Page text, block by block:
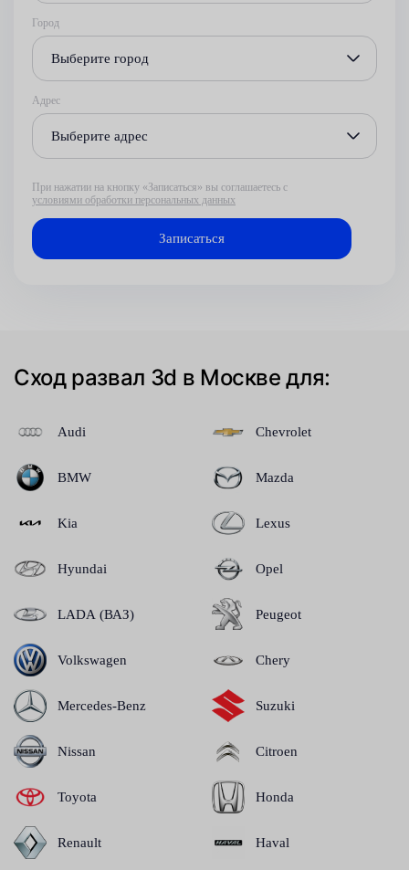
Город
Выберите город
Адрес
Выберите адрес
При нажатии на кнопку «Записаться» вы соглашаетесь с
условиями обработки персональных данных
Сход развал 3d в Москве для:
Audi
BMW
Kia
Hyundai
LADA (ВАЗ)
Volkswagen
Mercedes-Benz
Nissan
Toyota
Renault
Chevrolet
Mazda
Lexus
Opel
Peugeot
Chery
Suzuki
Citroen
Honda
Haval